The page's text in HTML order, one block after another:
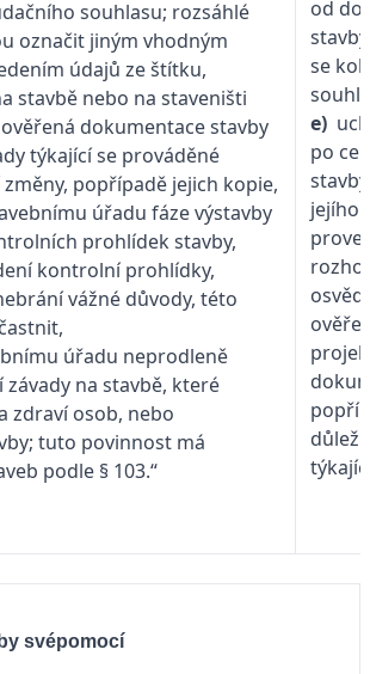
souhlasu; rozsáhlé
označit jiným vhodným
údajů ze štítku,
stavbě nebo na staveništi
dokumentace stavby
týkající se prováděné
popřípadě jejich kopie,
úřadu fáze výstavby
prohlídek stavby,
kontrolní prohlídky,
vážné důvody, této
úřadu neprodleně
na stavbě, které
zdraví osob, nebo
tuto povinnost má
podle § 103.“
od
se
e)
po
jejího
svépomocí